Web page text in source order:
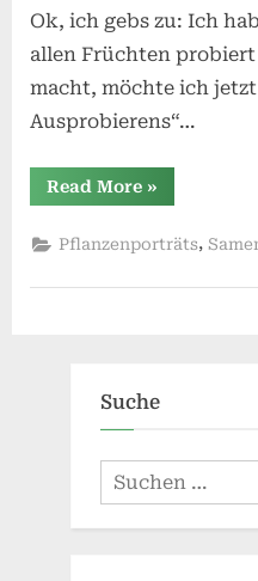
Ok, ich gebs zu: Ich
allen Früchten probiert
macht, möchte ich jetzt
Ausprobierens“…
Read More“Von
der
zur
Pflanze”
»
Pflanzenporträts,
Suche
Suchen
nach: